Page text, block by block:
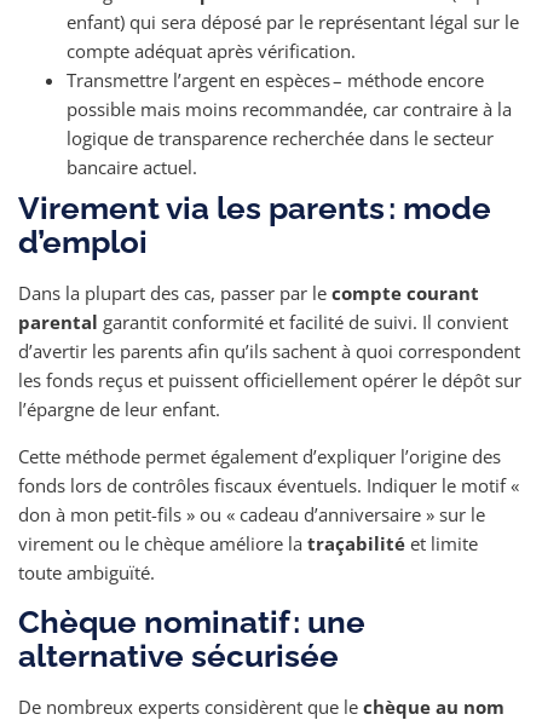
enfant) qui sera déposé par le représentant légal sur le
compte adéquat après vérification.
Transmettre l’argent en espèces – méthode encore
possible mais moins recommandée, car contraire à la
logique de transparence recherchée dans le secteur
bancaire actuel.
Virement via les parents : mode
d’emploi
Dans la plupart des cas, passer par le compte courant
parental garantit conformité et facilité de suivi. Il convient
d’avertir les parents afin qu’ils sachent à quoi correspondent
les fonds reçus et puissent officiellement opérer le dépôt sur
l’épargne de leur enfant.
Cette méthode permet également d’expliquer l’origine des
fonds lors de contrôles fiscaux éventuels. Indiquer le motif «
don à mon petit-fils » ou « cadeau d’anniversaire » sur le
virement ou le chèque améliore la traçabilité et limite
toute ambiguïté.
Chèque nominatif : une
alternative sécurisée
De nombreux experts considèrent que le chèque au nom